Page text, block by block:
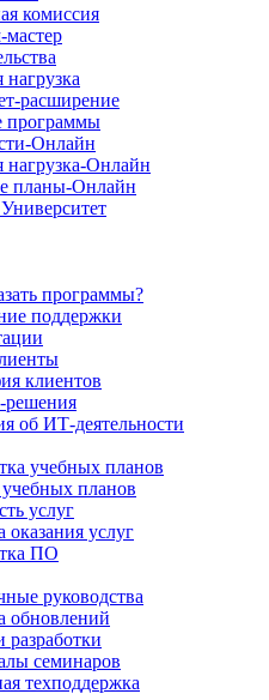
комиссия
нагрузка
расширение
программы
Онлайн
нагрузка-Онлайн
планы-Онлайн
программы?
поддержки
клиентов
об ИТ-деятельности
учебных планов
планов
услуг
оказания услуг
ПО
руководства
обновлений
разработки
семинаров
техподдержка